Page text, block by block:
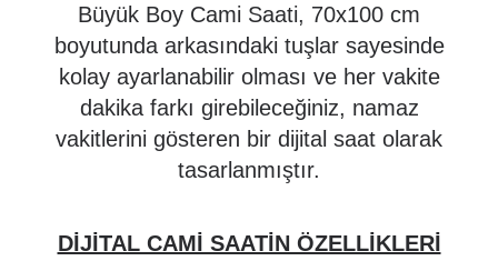
Büyük Boy Cami Saati, 70x100 cm
boyutunda arkasındaki tuşlar sayesinde
kolay ayarlanabilir olması ve her vakite
dakika farkı girebileceğiniz, namaz
vakitlerini gösteren bir dijital saat olarak
tasarlanmıştır.
DİJİTAL CAMİ SAATİN ÖZELLİKLERİ